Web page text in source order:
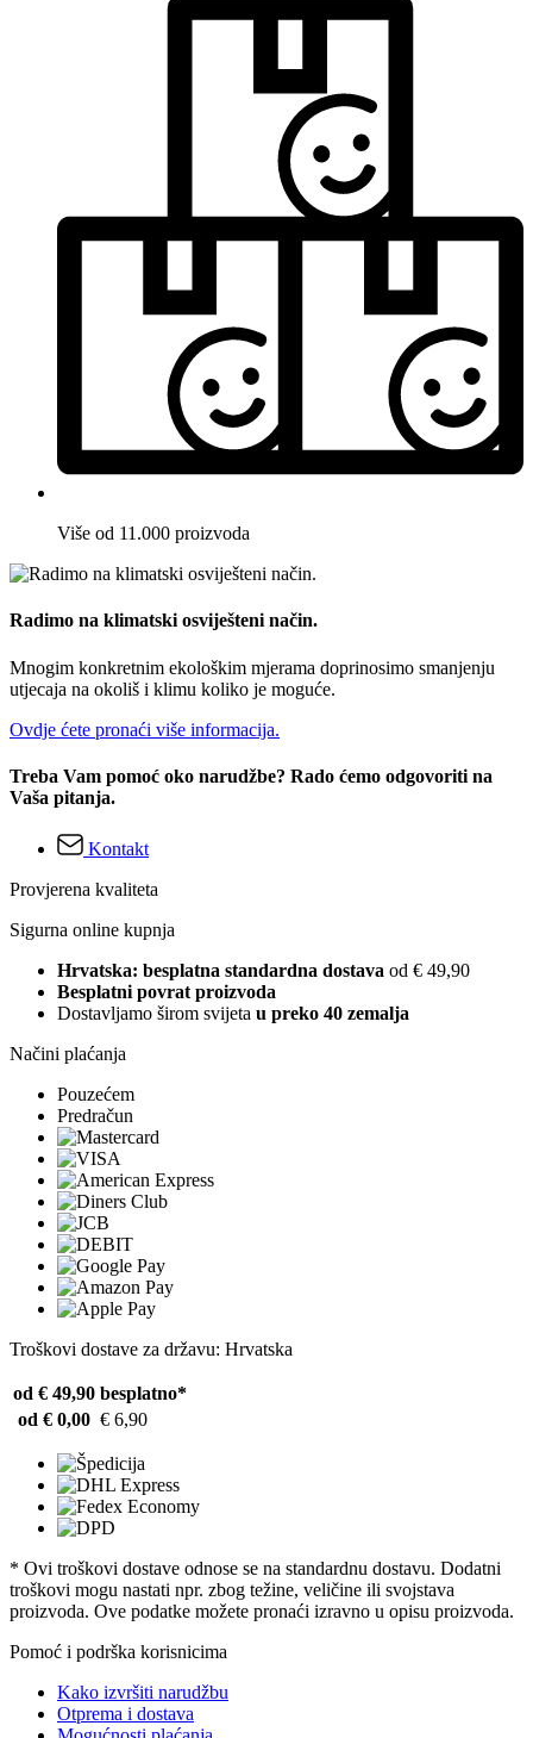
Više od 11.000 proizvoda
Radimo na klimatski osviješteni način.
Mnogim konkretnim ekološkim mjerama doprinosimo smanjenju
utjecaja na okoliš i klimu koliko je moguće.
Ovdje ćete pronaći više informacija.
Treba Vam pomoć oko narudžbe? Rado ćemo odgovoriti na
Vaša pitanja.
Kontakt
Provjerena kvaliteta
Sigurna online kupnja
Hrvatska: besplatna standardna dostava od € 49,90
Besplatni povrat proizvoda
Dostavljamo širom svijeta u preko 40 zemalja
Načini plaćanja
Pouzećem
Predračun
Troškovi dostave za državu: Hrvatska
od € 49,90 besplatno*
od € 0,00 € 6,90
* Ovi troškovi dostave odnose se na standardnu ​​dostavu. Dodatni
troškovi mogu nastati npr. zbog težine, veličine ili svojstava
proizvoda. Ove podatke možete pronaći izravno u opisu proizvoda.
Pomoć i podrška korisnicima
Kako izvršiti narudžbu
Otprema i dostava